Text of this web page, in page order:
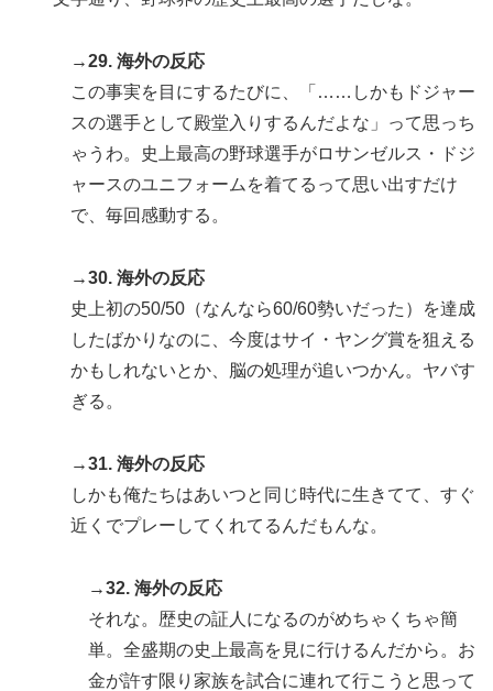
→29. 海外の反応
この事実を目にするたびに、「……しかもドジャー
スの選手として殿堂入りするんだよな」って思っち
ゃうわ。史上最高の野球選手がロサンゼルス・ドジ
ャースのユニフォームを着てるって思い出すだけ
で、毎回感動する。
→30. 海外の反応
史上初の50/50（なんなら60/60勢いだった）を達成
したばかりなのに、今度はサイ・ヤング賞を狙える
かもしれないとか、脳の処理が追いつかん。ヤバす
ぎる。
→31. 海外の反応
しかも俺たちはあいつと同じ時代に生きてて、すぐ
近くでプレーしてくれてるんだもんな。
→32. 海外の反応
それな。歴史の証人になるのがめちゃくちゃ簡
単。全盛期の史上最高を見に行けるんだから。お
金が許す限り家族を試合に連れて行こうと思って